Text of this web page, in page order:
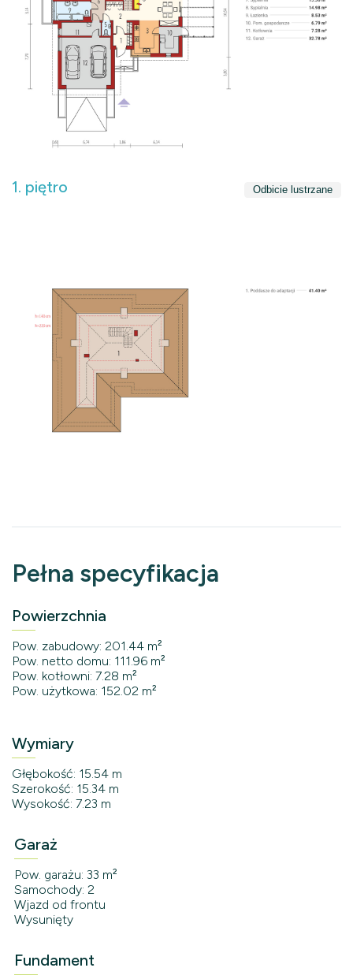
1. piętro Odbicie lustrzane
Pełna specyfikacja
Powierzchnia
Pow. zabudowy: 201.44 m²
Pow. netto domu: 111.96 m²
Pow. kotłowni: 7.28 m²
Pow. użytkowa: 152.02 m²
Wymiary
Głębokość: 15.54 m
Szerokość: 15.34 m
Wysokość: 7.23 m
Garaż
Pow. garażu: 33 m²
Samochody: 2
Wjazd od frontu
Wysunięty
Fundament